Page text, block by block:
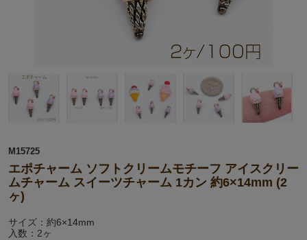
M15725
エポチャーム ソフトクリームモチーフ アイスクリー
ムチャーム スイーツチャーム 1カン 約6×14mm (2
ヶ)
サイズ：約6×14mm
入数：2ヶ